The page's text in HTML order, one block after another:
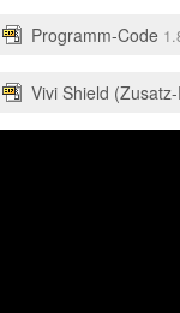
Programm-Code
Vivi Shield